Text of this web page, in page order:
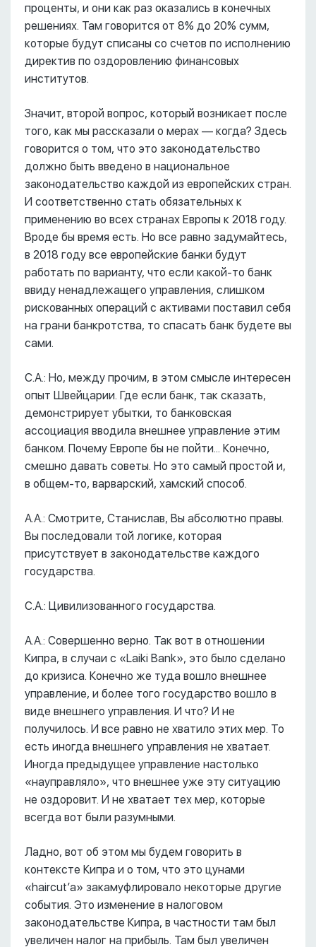
проценты, и они как раз оказались в конечных
решениях. Там говорится от 8% до 20% сумм,
которые будут списаны со счетов по исполнению
директив по оздоровлению финансовых
институтов.
Значит, второй вопрос, который возникает после
того, как мы рассказали о мерах –– когда? Здесь
говорится о том, что это законодательство
должно быть введено в национальное
законодательство каждой из европейских стран.
И соответственно стать обязательных к
применению во всех странах Европы к 2018 году.
Вроде бы время есть. Но все равно задумайтесь,
в 2018 году все европейские банки будут
работать по варианту, что если какой-то банк
ввиду ненадлежащего управления, слишком
рискованных операций с активами поставил себя
на грани банкротства, то спасать банк будете вы
сами.
С.А.: Но, между прочим, в этом смысле интересен
опыт Швейцарии. Где если банк, так сказать,
демонстрирует убытки, то банковская
ассоциация вводила внешнее управление этим
банком. Почему Европе бы не пойти... Конечно,
смешно давать советы. Но это самый простой и,
в общем-то, варварский, хамский способ.
А.А.: Смотрите, Станислав, Вы абсолютно правы.
Вы последовали той логике, которая
присутствует в законодательстве каждого
государства.
С.А.: Цивилизованного государства.
А.А.: Совершенно верно. Так вот в отношении
Кипра, в случаи с «Laiki Bank», это было сделано
до кризиса. Конечно же туда вошло внешнее
управление, и более того государство вошло в
виде внешнего управления. И что? И не
получилось. И все равно не хватило этих мер. То
есть иногда внешнего управления не хватает.
Иногда предыдущее управление настолько
«науправляло», что внешнее уже эту ситуацию
не оздоровит. И не хватает тех мер, которые
всегда вот были разумными.
Ладно, вот об этом мы будем говорить в
контексте Кипра и о том, что это цунами
«haircut’а» закамуфлировало некоторые другие
события. Это изменение в налоговом
законодательстве Кипра, в частности там был
увеличен налог на прибыль. Там был увеличен